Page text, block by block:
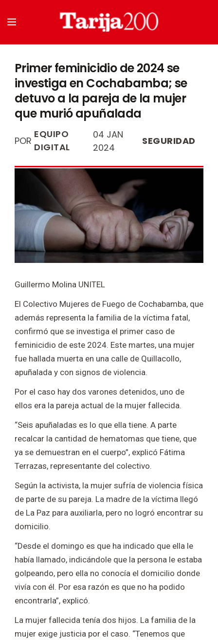
Primer feminicidio de 2024 se
investiga en Cochabamba; se
detuvo a la pareja de la mujer
que murió apuñalada
POR
EQUIPO
DIGITAL
04 JAN
2024
SEGURIDAD
Guillermo Molina UNITEL
El Colectivo Mujeres de Fuego de Cochabamba, que
además representa la familia de la víctima fatal,
confirmó que se investiga el primer caso de
feminicidio de este 2024. Este martes, una mujer
fue hallada muerta en una calle de Quillacollo,
apuñalada y con signos de violencia.
Por el caso hay dos varones detenidos, uno de
ellos era la pareja actual de la mujer fallecida.
“Seis apuñaladas es lo que ella tiene. A parte
recalcar la cantidad de hematomas que tiene, que
ya se demuestran en el cuerpo”, explicó Fátima
Terrazas, representante del colectivo.
Según la activista, la mujer sufría de violencia física
de parte de su pareja. La madre de la víctima llegó
de La Paz para auxiliarla, pero no logró encontrar su
domicilio.
“Desde el domingo es que ha indicado que ella le
había llamado, indicándole que la persona le estaba
golpeando, pero ella no conocía el domicilio donde
vivía con él. Por esa razón es que no ha podido
encontrarla”, explicó.
La mujer fallecida tenía dos hijos. La familia de la
mujer exige justicia por el caso. “Tenemos que